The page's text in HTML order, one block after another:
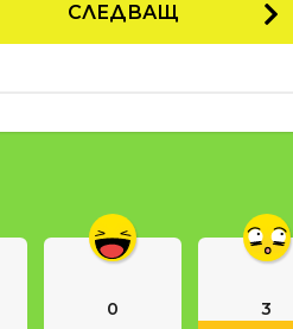
СЛЕДВАЩ
0 3